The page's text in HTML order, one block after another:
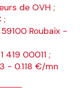
de OVH ;
;
Roubaix -
419 00011 ;
- 0.118 €/mn